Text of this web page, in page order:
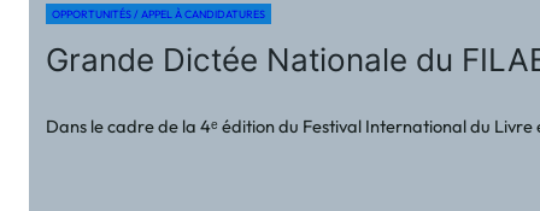
OPPORTUNITÉS / APPEL À CANDIDATURES
Grande Dictée Nationale du
Dans le cadre de la 4ᵉ édition du Festival International du